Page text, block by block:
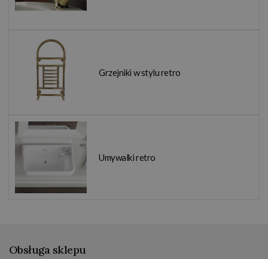
Grzejniki w stylu retro
Umywalki retro
Obsługa sklepu